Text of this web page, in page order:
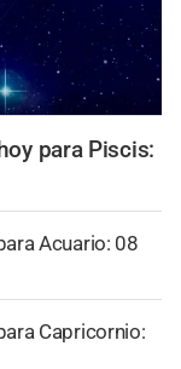
para Piscis:
Acuario: 08
Capricornio: